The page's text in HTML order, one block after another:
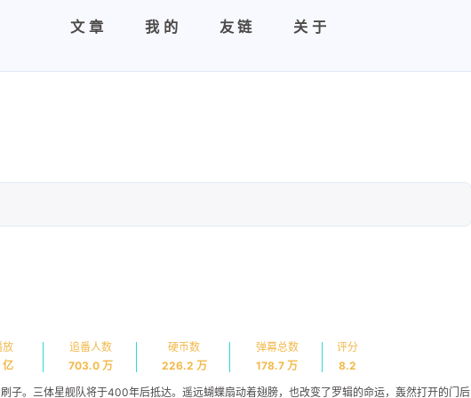
文章 我的 友链 关于
放
追番人数
703.0 万
硬币数
226.2 万
弹幕总数
178.7 万
评分
8.2
子。三体星舰队将于400年后抵达。遥远蝴蝶扇动着翅膀，也改变了罗辑的命运，轰然打开的门后